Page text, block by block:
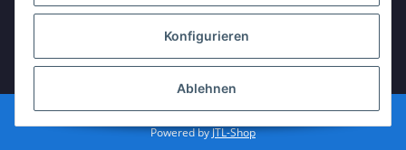
toller Shop, gute Ware.
Was will man mehr ?
* Alle Preise inkl. gesetzlicher USt., zzgl.Versand
Besucherzähler: 1007032
Powered byJTL-Shop
Konfigurieren
Ablehnen